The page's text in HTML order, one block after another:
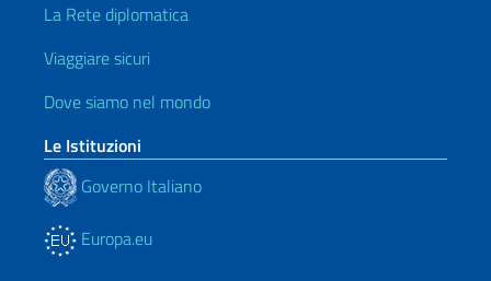
La Rete diplomatica
Viaggiare sicuri
Dove siamo nel mondo
Le Istituzioni
Governo Italiano
Europa.eu